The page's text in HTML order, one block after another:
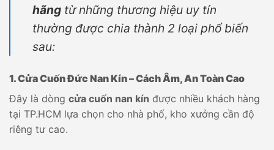
hãng từ những thương hiệu uy tín
thường được chia thành 2 loại phổ biến
sau:
1. Cửa Cuốn Đức Nan Kín – Cách Âm, An Toàn Cao
Đây là dòng cửa cuốn nan kín được nhiều khách hàng
tại TP.HCM lựa chọn cho nhà phố, kho xưởng cần độ
riêng tư cao.